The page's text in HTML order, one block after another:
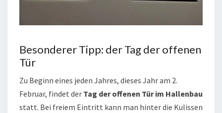
Besonderer Tipp: der Tag der offenen
Tür
Zu Beginn eines jeden Jahres, dieses Jahr am 2.
Februar, findet der Tag der offenen Tür im Hallenbau
statt. Bei freiem Eintritt kann man hinter die Kulissen